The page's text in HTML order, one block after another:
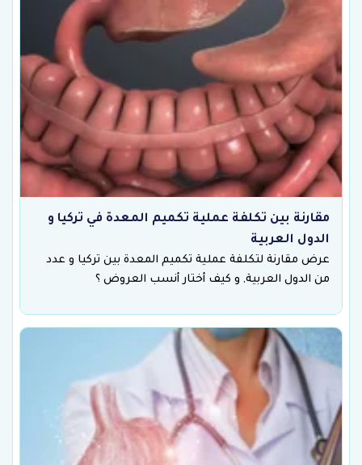
مقارنة بين تكلفة عملية تكميم المعدة في تركيا و
الدول العربية
عرض مقارنة لتكلفة عملية تكميم المعدة بين تركيا و عدد
من الدول العربية, و كيف أختار أنسب العروض ؟